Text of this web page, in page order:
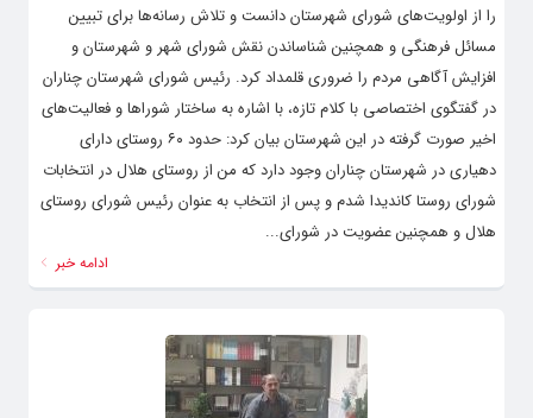
را از اولویت‌های شورای شهرستان دانست و تلاش رسانه‌ها برای تبیین
مسائل فرهنگی و همچنین شناساندن نقش شورای شهر و شهرستان و
افزایش آگاهی مردم را ضروری قلمداد کرد. رئیس شورای شهرستان چناران
در گفتگوی اختصاصی با کلام تازه، با اشاره به ساختار شوراها و فعالیت‌های
اخیر صورت‌ گرفته در این شهرستان بیان کرد: حدود ۶۰ روستای دارای
دهیاری در شهرستان چناران وجود دارد که من از روستای هلال در انتخابات
شورای روستا کاندیدا شدم و پس از انتخاب به عنوان رئیس شورای روستای
هلال و همچنین عضویت در شورای...
ادامه خبر